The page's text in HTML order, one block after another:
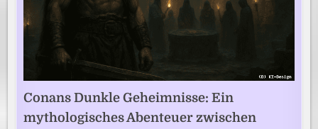
Conans Dunkle Geheimnisse: Ein
mythologisches Abenteuer zwischen